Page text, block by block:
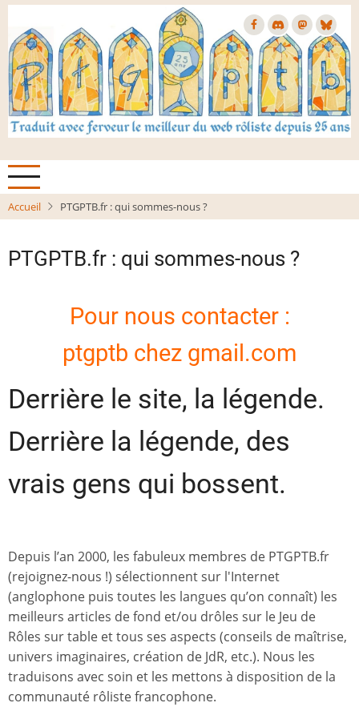
Aller
contenu
principal
Accueil PTGPTB.fr : qui sommes-nous ?
PTGPTB.fr : qui sommes-nous ?
Pour nous contacter :
ptgptb chez gmail.com
Derrière le site, la légende.
Derrière la légende, des
vrais gens qui bossent.
Depuis l’an 2000, les fabuleux membres de PTGPTB.fr
(rejoignez-nous !) sélectionnent sur l'Internet
(anglophone puis toutes les langues qu’on connaît) les
meilleurs articles de fond et/ou drôles sur le Jeu de
Rôles sur table et tous ses aspects (conseils de maîtrise,
univers imaginaires, création de JdR, etc.). Nous les
traduisons avec soin et les mettons à disposition de la
communauté rôliste francophone.